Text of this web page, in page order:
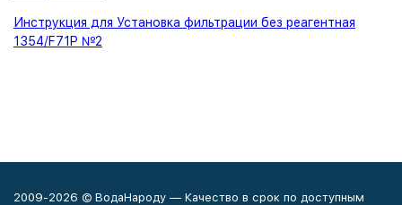
Инструкция для Установка фильтрации без реагентная
1354/F71P №2
2009-2026 © ВодаНароду — Качество в срок по доступным